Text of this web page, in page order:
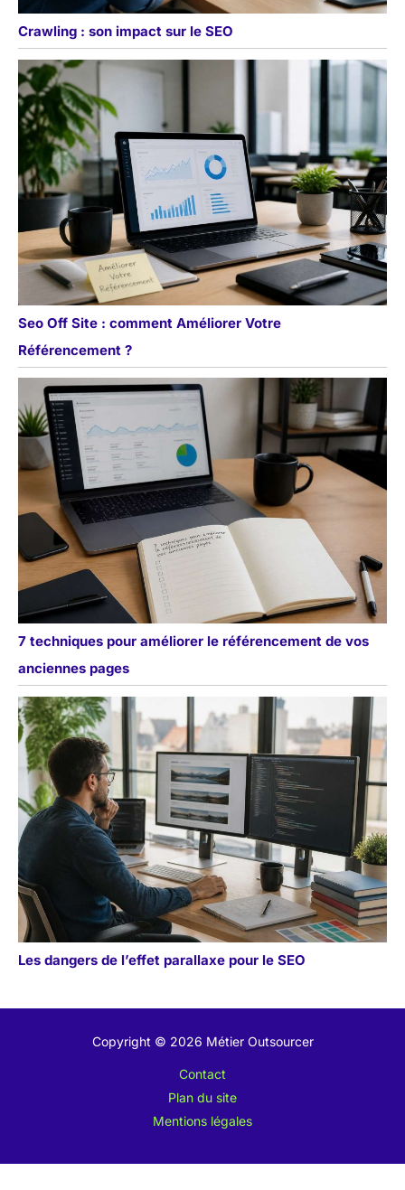
Crawling : son impact sur le SEO
Seo Off Site : comment Améliorer Votre
Référencement ?
7 techniques pour améliorer le référencement de vos
anciennes pages
Les dangers de l’effet parallaxe pour le SEO
Copyright © 2026 Métier Outsourcer
Contact
Plan du site
Mentions légales